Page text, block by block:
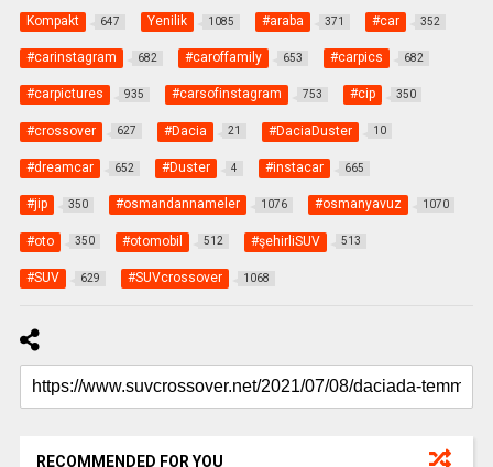
Kompakt 647 Yenilik 1085 #araba 371 #car 352
#carinstagram 682 #caroffamily 653 #carpics 682
#carpictures 935 #carsofinstagram 753 #cip 350
#crossover 627 #Dacia 21 #DaciaDuster 10
#dreamcar 652 #Duster 4 #instacar 665
#jip 350 #osmandannameler 1076 #osmanyavuz 1070
#oto 350 #otomobil 512 #şehirliSUV 513
#SUV 629 #SUVcrossover 1068
RECOMMENDED FOR YOU